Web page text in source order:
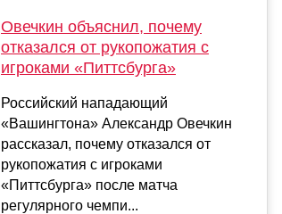
Овечкин объяснил, почему
отказался от рукопожатия с
игроками «Питтсбурга»
Российский нападающий
«Вашингтона» Александр Овечкин
рассказал, почему отказался от
рукопожатия с игроками
«Питтсбурга» после матча
регулярного чемпи...